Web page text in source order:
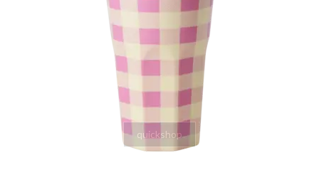
quickshop